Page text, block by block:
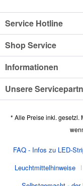
Service Hotline
Shop Service
Informationen
Unsere
* Alle Preise inkl. gesetzl.
FAQ - Infos zu LED-
Leuchtmittelhinweise